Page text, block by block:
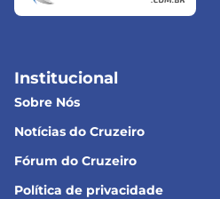
Institucional
Sobre Nós
Notícias do Cruzeiro
Fórum do Cruzeiro
Política de privacidade